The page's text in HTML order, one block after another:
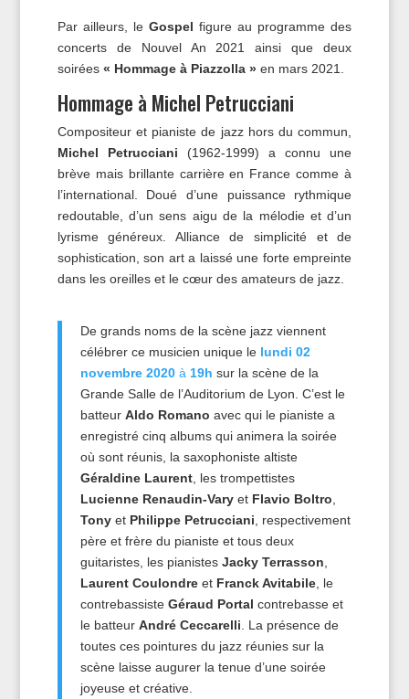
Par ailleurs, le Gospel figure au programme des
concerts de Nouvel An 2021 ainsi que deux
soirées « Hommage à Piazzolla » en mars 2021.
Hommage à Michel Petrucciani
Compositeur et pianiste de jazz hors du commun,
Michel Petrucciani (1962-1999) a connu une
brève mais brillante carrière en France comme à
l’international. Doué d’une puissance rythmique
redoutable, d’un sens aigu de la mélodie et d’un
lyrisme généreux. Alliance de simplicité et de
sophistication, son art a laissé une forte empreinte
dans les oreilles et le cœur des amateurs de jazz.
De grands noms de la scène jazz viennent
célébrer ce musicien unique le lundi 02
novembre 2020à 19h sur la scène de la
Grande Salle de l’Auditorium de Lyon. C’est le
batteur Aldo Romano avec qui le pianiste a
enregistré cinq albums qui animera la soirée
où sont réunis, la saxophoniste altiste
Géraldine Laurent, les trompettistes
Lucienne Renaudin-Varyet Flavio Boltro
Tonyet Philippe Petrucciani , respectivement
père et frère du pianiste et tous deux
guitaristes, les pianistes Jacky Terrasson
Laurent Coulondreet Franck Avitabile, le
contrebassiste Géraud Portal contrebasse et
le batteur André Ceccarelli . La présence de
toutes ces pointures du jazz réunies sur la
scène laisse augurer la tenue d’une soirée
joyeuse et créative.